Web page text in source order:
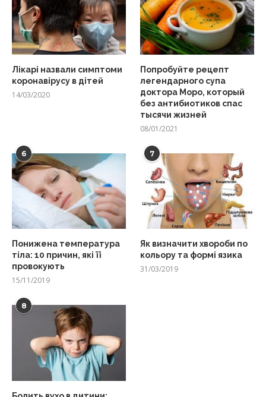
Лікарі назвали симптоми
коронавірусу в дітей
14/03/2020
Попробуйте рецепт
легендарного супа
доктора Моро, который
без антибиотиков спас
тысячи жизней
08/01/2021
6
Понижена температура
тіла: 10 причин, які її
провокують
15/11/2019
7
Як визначити хвороби по
кольору та формі язика
31/03/2019
8